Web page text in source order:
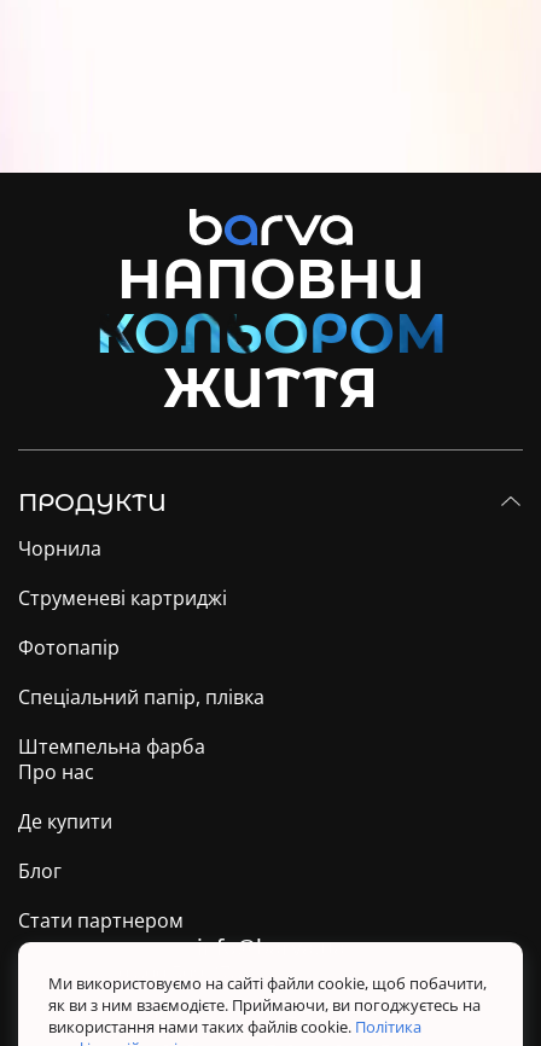
НАПОВНИ
ЖИТТЯ
ПРОДУКТИ
Чорнила
Струменеві картриджі
Фотопапір
Спеціальний папір, плівка
Штемпельна фарба
Про нас
Де купити
Блог
Стати партнером
Техпідтримка ТМ BARVA
Політика конфіденційності
info@barva.ua
Ми використовуємо на сайті файли cookie, щоб побачити,
як ви з ним взаємодієте. Приймаючи, ви погоджуєтесь на
використання нами таких файлів cookie. Політика